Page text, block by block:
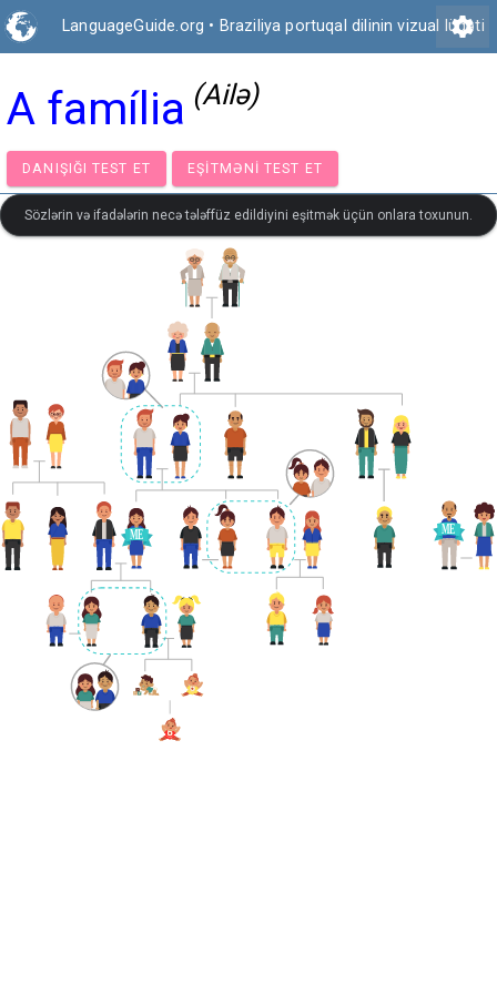
LanguageGuide.org • Braziliya portuqal dilinin vizual lüğəti
settings
A família (Ailə)
DANIŞIĞI TEST ET EŞITMƏNI TEST ET
Sözlərin və ifadələrin necə tələffüz edildiyini eşitmək üçün onlara toxunun.